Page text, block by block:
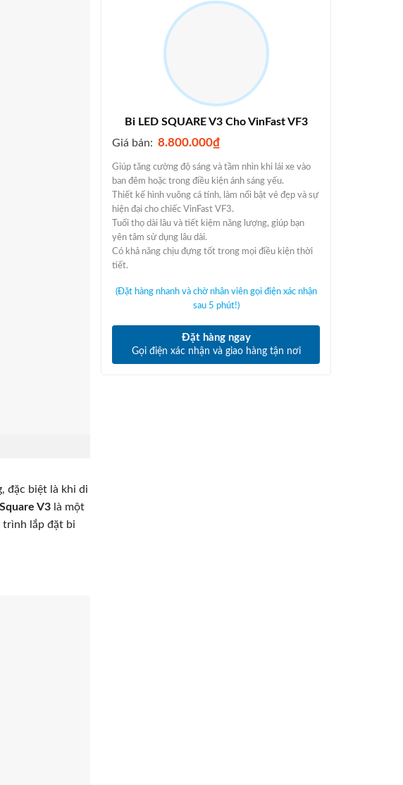
đặc biệt là khi di
V3 là một
trình lắp đặt bi
Bi LED SQUARE V3 Cho VinFast VF3
Giá bán: 8.800.000₫
Giúp tăng cường độ sáng và tầm nhìn khi lái xe vào
ban đêm hoặc trong điều kiện ánh sáng yếu.
Thiết kế hình vuông cá tính, làm nổi bật vẻ đẹp và sự
hiện đại cho chiếc VinFast VF3.
Tuổi thọ dài lâu và tiết kiệm năng lượng, giúp bạn
yên tâm sử dụng lâu dài.
Có khả năng chịu đựng tốt trong mọi điều kiện thời
tiết.
(Đặt hàng nhanh và chờ nhân viên gọi điện xác nhận
sau 5 phút!)
Đặt hàng ngay
Gọi điện xác nhận và giao hàng tận nơi